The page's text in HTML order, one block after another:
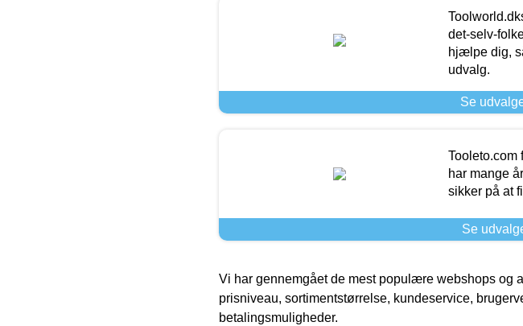
det-selv-
hjælpe dig,
udvalg.
Se
Tooleto.com
har mange
sikker på at
Se
Vi har gennemgået de mest populære webshops og
prisniveau, sortimentstørrelse, kundeservice,
betalingsmuligheder.